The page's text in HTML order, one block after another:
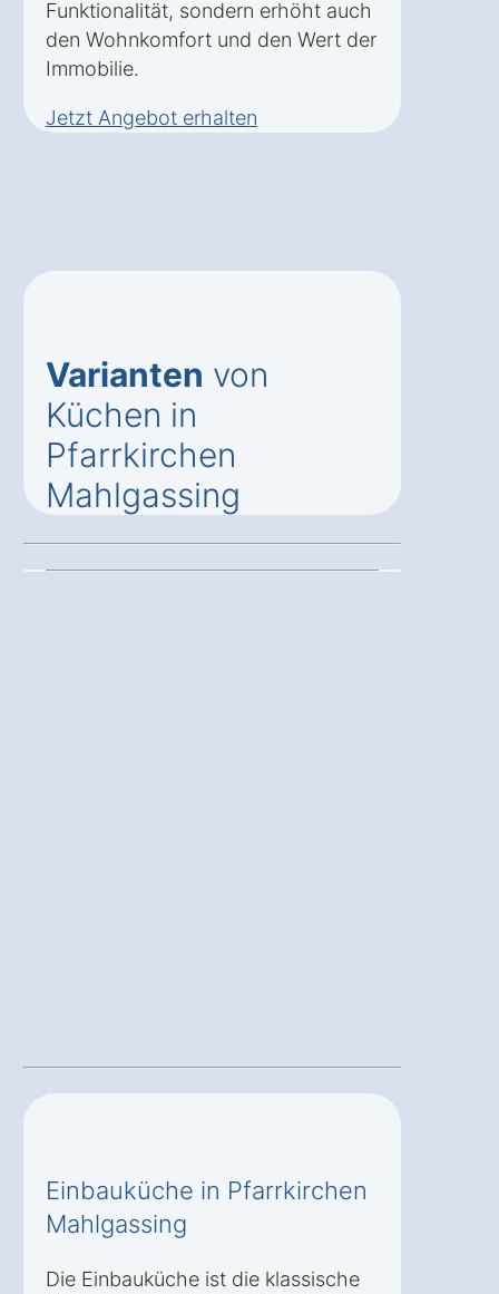
Funktionalität, sondern erhöht auch
den Wohnkomfort und den Wert der
Immobilie.
Jetzt Angebot erhalten
Varianten von
Küchen in
Pfarrkirchen
Mahlgassing
Einbauküche in Pfarrkirchen
Mahlgassing
Die Einbauküche ist die klassische